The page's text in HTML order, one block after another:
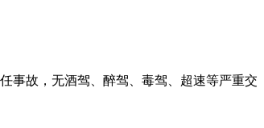
事故，无酒驾、醉驾、毒驾、超速等严重交